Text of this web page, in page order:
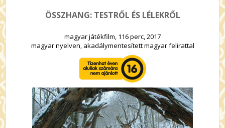
ÖSSZHANG: TESTRŐL ÉS LÉLEKRŐL
magyar játékfilm, 116 perc, 2017
magyar nyelven, akadálymentesített magyar felirattal